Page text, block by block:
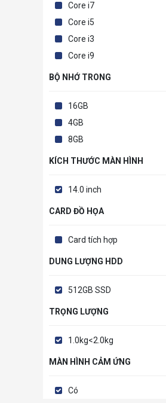
Core i7
Core i5
Core i3
Core i9
BỘ NHỚ TRONG
16GB
4GB
8GB
KÍCH THƯỚC MÀN HÌNH
14.0 inch
CARD ĐỒ HỌA
Card tích hợp
DUNG LƯỢNG HDD
512GB SSD
TRỌNG LƯỢNG
1.0kg<2.0kg
MÀN HÌNH CẢM ỨNG
Có